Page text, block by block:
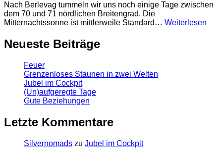
Nach Berlevag tummeln wir uns noch einige Tage zwischen
dem 70 und 71 nördlichen Breitengrad. Die
Mitternachtssonne ist mittlerweile Standard… Weiterlesen
Neueste Beiträge
Feuer
Grenzenloses Staunen in zwei Welten
Jubel im Cockpit
(Un)aufgeregte Tage
Gute Beziehungen
Letzte Kommentare
Silvernomads zu Jubel im Cockpit